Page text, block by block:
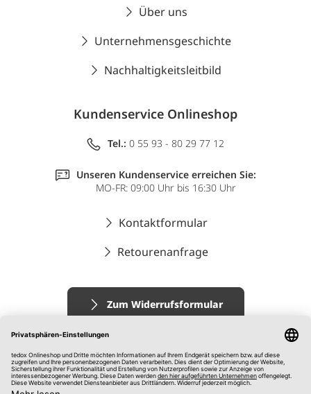
Über uns
Unternehmensgeschichte
Nachhaltigkeitsleitbild
Kundenservice Onlineshop
Tel.: 0 55 93 - 80 29 77 12
Unseren Kundenservice erreichen Sie:
MO-FR: 09:00 Uhr bis 16:30 Uhr
Kontaktformular
Retourenanfrage
Zum Widerrufsformular
Impressum
AGB